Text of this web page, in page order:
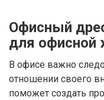
Офисный
для офисной
В офисе важно
отношении своего
поможет создать